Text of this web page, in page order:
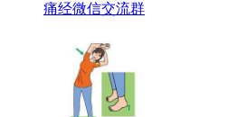
痛经微信交流群